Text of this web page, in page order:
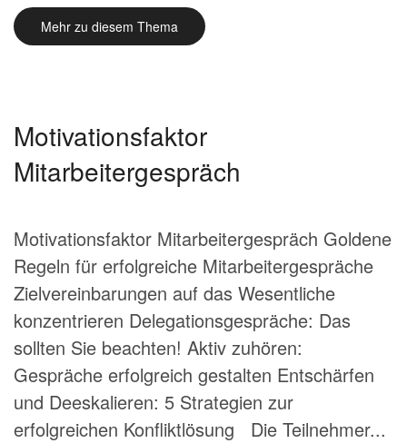
Mehr zu diesem Thema
Motivationsfaktor
Mitarbeitergespräch
Motivationsfaktor Mitarbeitergespräch Goldene
Regeln für erfolgreiche Mitarbeitergespräche
Zielvereinbarungen auf das Wesentliche
konzentrieren Delegationsgespräche: Das
sollten Sie beachten! Aktiv zuhören:
Gespräche erfolgreich gestalten Entschärfen
und Deeskalieren: 5 Strategien zur
erfolgreichen Konfliktlösung Die Teilnehmer...